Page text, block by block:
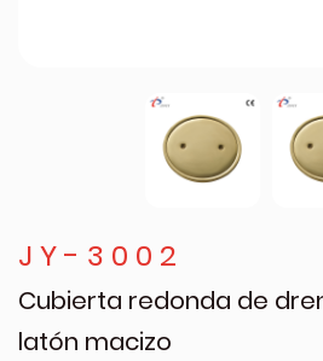
JY-3002
Cubierta redonda de
latón macizo